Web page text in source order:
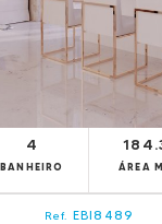
4
BANHEIRO ÁREA
Ref. EBI8489